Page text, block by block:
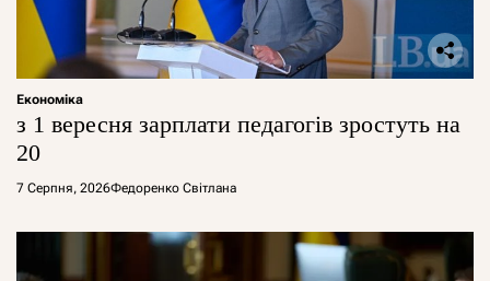
Економіка
з 1 вересня зарплати педагогів зростуть на
20
7 Серпня, 2026Федоренко Світлана